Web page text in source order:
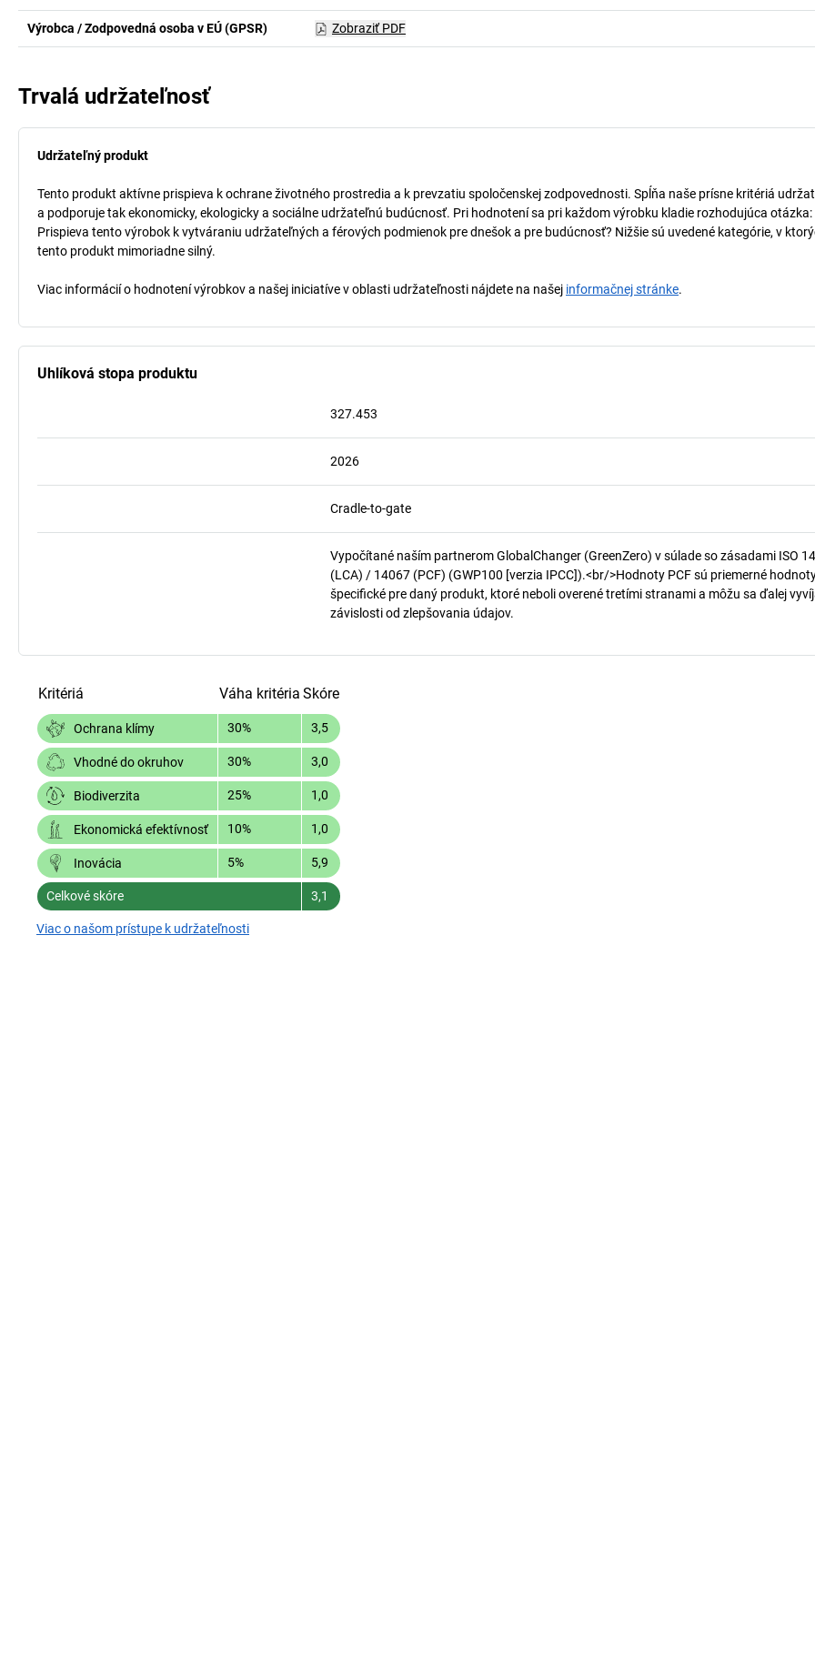
Výrobca / Zodpovedná osoba v EÚ (GPSR) Zobraziť PDF
Trvalá udržateľnosť
Udržateľný produkt
Tento produkt aktívne prispieva k ochrane životného prostredia a k prevzatiu spoločenskej zodpovednosti. Spĺňa naše prísne kritériá
a podporuje tak ekonomicky, ekologicky a sociálne udržateľnú budúcnosť. Pri hodnotení sa pri každom výrobku kladie rozhodujúca otázka:
Prispieva tento výrobok k vytváraniu udržateľných a férových podmienok pre dnešok a pre budúcnosť? Nižšie sú uvedené kategórie, v
tento produkt mimoriadne silný.
Viac informácií o hodnotení výrobkov a našej iniciatíve v oblasti udržateľnosti nájdete na našej informačnej stránke.
Uhlíková stopa produktu
327.453
2026
Cradle-to-gate
Vypočítané naším partnerom GlobalChanger (GreenZero) v súlade so zásadami ISO
(LCA) / 14067 (PCF) (GWP100 [verzia IPCC]).<br/>Hodnoty PCF sú priemerné
špecifické pre daný produkt, ktoré neboli overené tretími stranami a môžu sa ďalej
závislosti od zlepšovania údajov.
Kritériá Váha kritéria Skóre
Ochrana klímy 30% 3,5
Vhodné do okruhov 30% 3,0
Biodiverzita 25% 1,0
Ekonomická efektívnosť 10% 1,0
Inovácia 5% 5,9
Celkové skóre 3,1
Viac o našom prístupe k udržateľnosti